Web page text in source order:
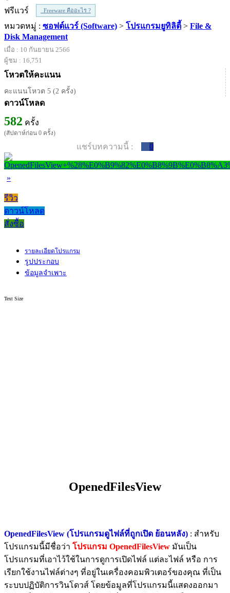
ฟรีแวร์
Freeware คืออะไร ?
หมวดหมู่ : ซอฟต์แวร์ (Software) > โปรแกรมยูทิลิตี้ > File &
Disk Management
เมื่อ : 10 กันยายน 2566
ผู้ชม : 16,751
โหวตให้คะแนน
คะแนนโหวต 5 (2 ครั้ง)
ดาวน์โหลด
582 ครั้ง
(สัปดาห์ก่อน 0 ครั้ง)
แชร์บทความนี้ : 0
»
รีวิว
ดาวน์โหลด
สั่งซื้อ
รายละเอียดโปรแกรม
รูปประกอบ
ข้อมูลจำเพาะ
Text Size
OpenedFilesView
OpenedFilesView (โปรแกรมดูไฟล์ที่ถูกเปิด ย้อนหลัง) : สำหรับ
โปรแกรมนี้มีชื่อว่า โปรแกรม OpenedFilesView มันเป็น
โปรแกรมที่เอาไว้ใช้ในการดูการเปิดไฟล์ แต่ละไฟล์ หรือ การ
เรียกใช้งานไฟล์ต่างๆ ที่อยู่ในเครื่องคอมพิวเตอร์ของคุณ ที่เป็น
ระบบปฏิบัติการวินโดวส์ โดยข้อมูลที่โปรแกรมนี้แสดงออกมา